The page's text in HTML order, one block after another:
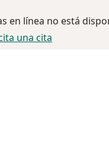
en línea no está
una cita